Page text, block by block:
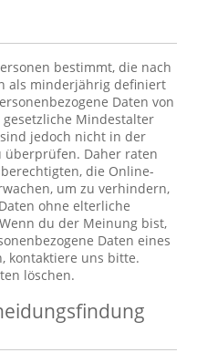
bestimmt, die nach
als minderjährig definiert
Daten von
gesetzliche Mindestalter
jedoch nicht in der
überprüfen. Daher raten
die Online-
um zu verhindern,
ohne elterliche
du der Meinung bist,
Daten eines
kontaktiere uns bitte.
löschen.